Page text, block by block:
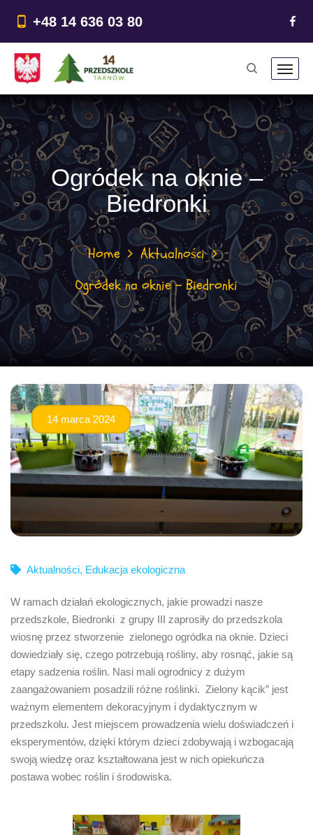
treści
+48 14 636 03 80
Ogródek na oknie –
Biedronki
Home
Aktualności
Ogródek na oknie – Biedronki
14 marca 2024
Aktualności, Edukacja ekologiczna
W ramach działań ekologicznych, jakie prowadzi nasze
przedszkole, Biedronki z grupy III zaprosiły do przedszkola
wiosnę przez stworzenie zielonego ogródka na oknie. Dzieci
dowiedziały się, czego potrzebują rośliny, aby rosnąć, jakie są
etapy sadzenia roślin. Nasi mali ogrodnicy z dużym
zaangażowaniem posadzili różne roślinki. Zielony kącik” jest
ważnym elementem dekoracyjnym i dydaktycznym w
przedszkolu. Jest miejscem prowadzenia wielu doświadczeń i
eksperymentów, dzięki którym dzieci zdobywają i wzbogacają
swoją wiedzę oraz kształtowana jest w nich opiekuńcza
postawa wobec roślin i środowiska.